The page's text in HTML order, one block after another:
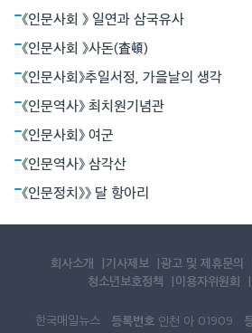
정권과 좌파 공화군으로 갈라져
《인문사회 》 일연과 삼국유사
《인문사회 》사돈(査頓)
《인문사회》추일서정, 가을날의 생각
《인문역사》 최치원기념관
《인문사회》 여군
《인문역사》 삼각산
《인문정치》》 달 항아리
회사소개 기사제보 광고 및 제휴문의
청소년보호정책
이용자위원회
한국매일뉴스 등록번호 인천 아 01909